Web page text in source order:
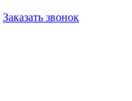
Заказать звонок